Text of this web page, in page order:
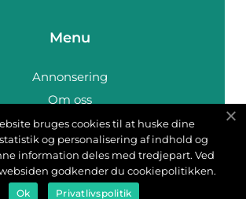
Menu
Annonsering
Om oss
Cookies
Kontakta oss
Sitemap
bruges cookies til at huske dine
og personalisering af indhold og
information deles med tredjepart. Ved
godkender du cookiepolitikken.
Ok Privatlivspolitik